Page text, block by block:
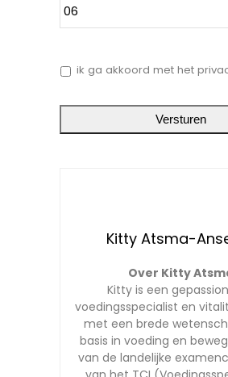
* ik ga akkoord met het
Kitty Atsma-
Over Kitty
Kitty is een
voedingsspecialist en
met een brede
basis in voeding en
van de landelijke